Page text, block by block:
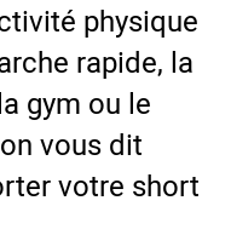
physique
rapide, la
gym ou le
vous dit
votre short